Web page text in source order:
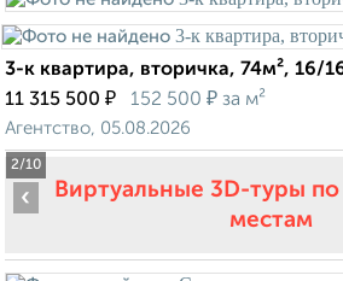
2/10
3-к квартира, вторичка, 74м², 16/
11 315 500 ₽ 152 500 ₽ за м²
Агентство, 05.08.2026
Виртуальные 3D-туры
местам
‹